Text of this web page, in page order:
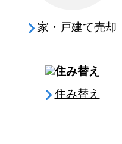
家・戸建て売却
住み替え